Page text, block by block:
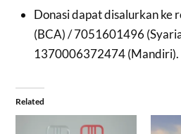
Donasi dapat disalurkan ke
(BCA) / 7051601496
1370006372474 (Mandiri).
Related